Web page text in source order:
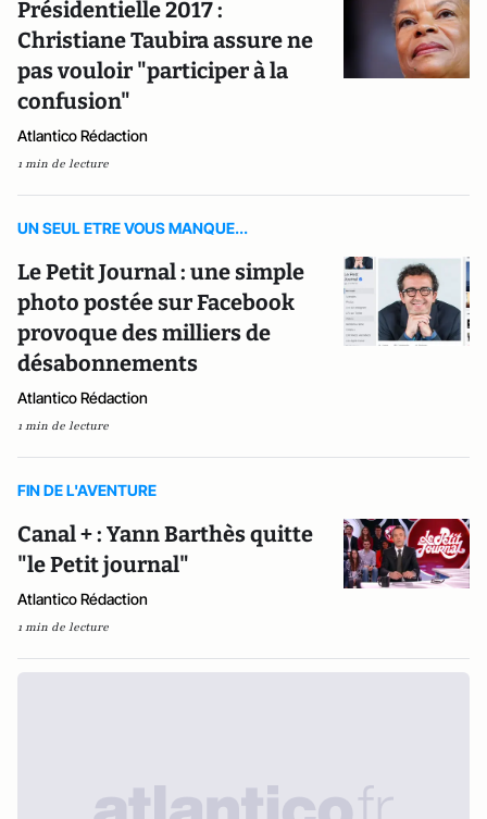
Présidentielle 2017 :
Christiane Taubira assure ne
pas vouloir "participer à la
confusion"
Atlantico Rédaction
1 min de lecture
UN SEUL ETRE VOUS MANQUE...
Le Petit Journal : une simple
photo postée sur Facebook
provoque des milliers de
désabonnements
Atlantico Rédaction
1 min de lecture
FIN DE L'AVENTURE
Canal + : Yann Barthès quitte
"le Petit journal"
Atlantico Rédaction
1 min de lecture